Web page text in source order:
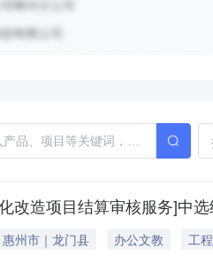
改造项目结算审核服务]中
州市｜龙门县 办公文教
工程